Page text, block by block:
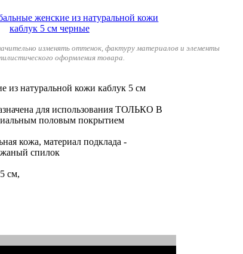
изменять оттенок, фактуру материалов и элементы
оформления товара.
из натуральной кожи каблук 5 см
для использования ТОЛЬКО В
половым покрытием
кожа, материал подклада -
спилок
см,